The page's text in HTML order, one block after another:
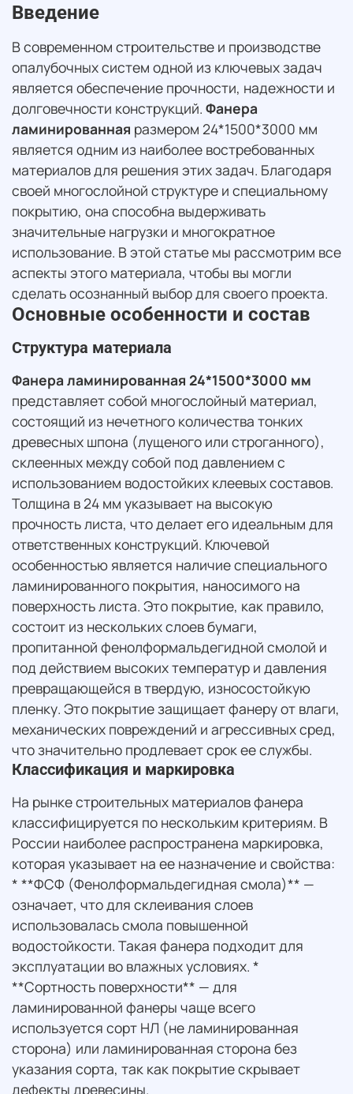
Введение
В современном строительстве и производстве
опалубочных систем одной из ключевых задач
является обеспечение прочности, надежности и
долговечности конструкций. Фанера
ламинированная размером 24*1500*3000 мм
является одним из наиболее востребованных
материалов для решения этих задач. Благодаря
своей многослойной структуре и специальному
покрытию, она способна выдерживать
значительные нагрузки и многократное
использование. В этой статье мы рассмотрим все
аспекты этого материала, чтобы вы могли
сделать осознанный выбор для своего проекта.
Основные особенности и состав
Структура материала
Фанера ламинированная 24*1500*3000 мм
представляет собой многослойный материал,
состоящий из нечетного количества тонких
древесных шпона (лущеного или строганного),
склеенных между собой под давлением с
использованием водостойких клеевых составов.
Толщина в 24 мм указывает на высокую
прочность листа, что делает его идеальным для
ответственных конструкций. Ключевой
особенностью является наличие специального
ламинированного покрытия, наносимого на
поверхность листа. Это покрытие, как правило,
состоит из нескольких слоев бумаги,
пропитанной фенолформальдегидной смолой и
под действием высоких температур и давления
превращающейся в твердую, износостойкую
пленку. Это покрытие защищает фанеру от влаги,
механических повреждений и агрессивных сред,
что значительно продлевает срок ее службы.
Классификация и маркировка
На рынке строительных материалов фанера
классифицируется по нескольким критериям. В
России наиболее распространена маркировка,
которая указывает на ее назначение и свойства:
* **ФСФ (Фенолформальдегидная смола)** —
означает, что для склеивания слоев
использовалась смола повышенной
водостойкости. Такая фанера подходит для
эксплуатации во влажных условиях. *
**Сортность поверхности** — для
ламинированной фанеры чаще всего
используется сорт НЛ (не ламинированная
сторона) или ламинированная сторона без
указания сорта, так как покрытие скрывает
дефекты древесины.